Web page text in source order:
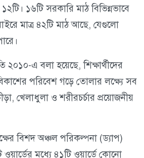
১৬টি সরকারি মাঠ বিভিন্নভাবে
মাত্র ৪২টি মাঠ আছে, যেগুলো
২০১০-এ বলা হয়েছে, শিক্ষার্থীদের
পরিবেশ গড়ে তোলার লক্ষ্যে সব
খেলাধুলা ও শরীরচর্চার প্রয়োজনীয়
বিশদ অঞ্চল পরিকল্পনা (ড্যাপ)
মধ্যে ৪১টি ওয়ার্ডে কোনো